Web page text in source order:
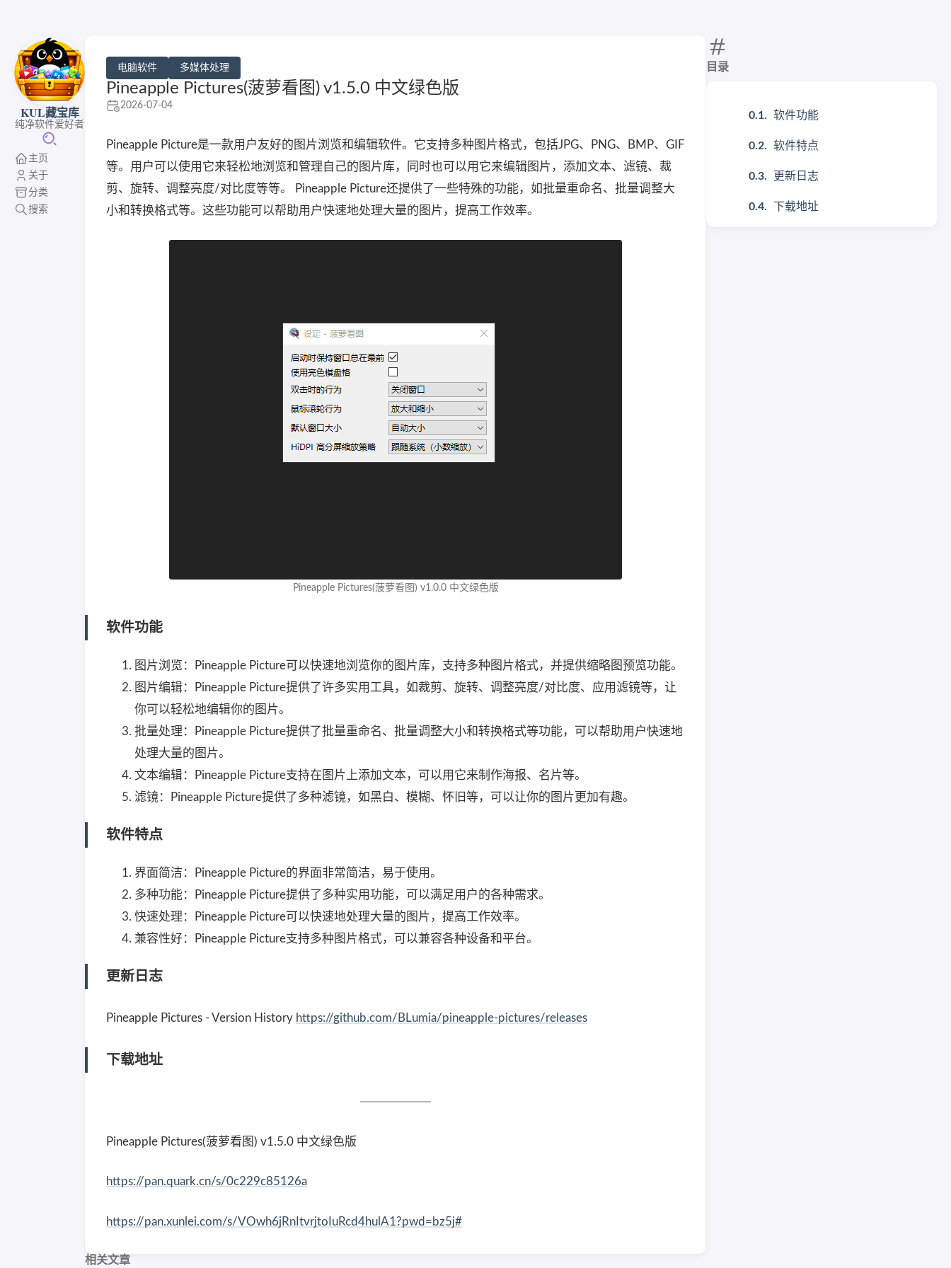
KUL藏宝库
纯净软件爱好者
主页
关于
分类
搜索
目录
软件功能
软件特点
更新日志
下载地址
电脑软件 多媒体处理
Pineapple Pictures(菠萝看图) v1.5.0 中文绿色版
2026-07-04
Pineapple Picture是一款用户友好的图片浏览和编辑软件。它支持多种图片格式，包括JPG、PNG、BMP、GIF
等。用户可以使用它来轻松地浏览和管理自己的图片库，同时也可以用它来编辑图片，添加文本、滤镜、裁
剪、旋转、调整亮度/对比度等等。 Pineapple Picture还提供了一些特殊的功能，如批量重命名、批量调整大
小和转换格式等。这些功能可以帮助用户快速地处理大量的图片，提高工作效率。
Pineapple Pictures(菠萝看图) v1.0.0 中文绿色版
软件功能
图片浏览：Pineapple Picture可以快速地浏览你的图片库，支持多种图片格式，并提供缩略图预览功能。
图片编辑：Pineapple Picture提供了许多实用工具，如裁剪、旋转、调整亮度/对比度、应用滤镜等，让
你可以轻松地编辑你的图片。
批量处理：Pineapple Picture提供了批量重命名、批量调整大小和转换格式等功能，可以帮助用户快速地
处理大量的图片。
文本编辑：Pineapple Picture支持在图片上添加文本，可以用它来制作海报、名片等。
滤镜：Pineapple Picture提供了多种滤镜，如黑白、模糊、怀旧等，可以让你的图片更加有趣。
软件特点
界面简洁：Pineapple Picture的界面非常简洁，易于使用。
多种功能：Pineapple Picture提供了多种实用功能，可以满足用户的各种需求。
快速处理：Pineapple Picture可以快速地处理大量的图片，提高工作效率。
兼容性好：Pineapple Picture支持多种图片格式，可以兼容各种设备和平台。
更新日志
Pineapple Pictures - Version History https://github.com/BLumia/pineapple-pictures/releases
下载地址
Pineapple Pictures(菠萝看图) v1.5.0 中文绿色版
https://pan.quark.cn/s/0c229c85126a
https://pan.xunlei.com/s/VOwh6jRnItvrjtoIuRcd4hulA1?pwd=bz5j#
相关文章